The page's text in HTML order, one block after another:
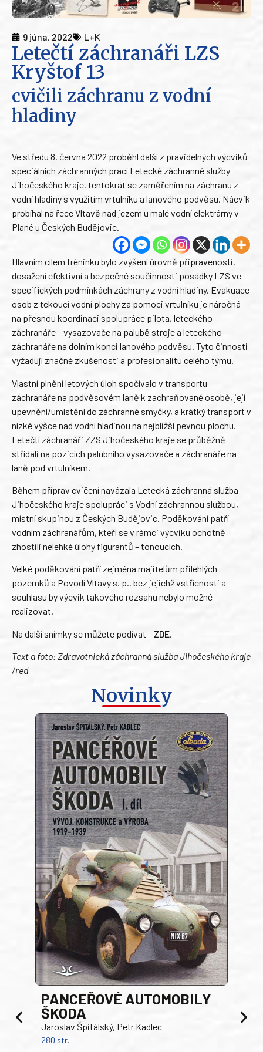
9 júna, 2022 L+K
Letečtí záchranáři LZS
Kryštof 13
cvičili záchranu z vodní
hladiny
Ve středu 8. června 2022 proběhl další z pravidelných výcviků
speciálních záchranných prací Letecké záchranné služby
Jihočeského kraje, tentokrát se zaměřením na záchranu z
vodní hladiny s využitím vrtulníku a lanového podvěsu. Nácvik
probíhal na řece Vltavě nad jezem u malé vodní elektrárny v
Plané u Českých Budějovic.
Hlavním cílem tréninku bylo zvýšení úrovně připravenosti,
dosažení efektivní a bezpečné součinnosti posádky LZS ve
specifických podmínkách záchrany z vodní hladiny. Evakuace
osob z tekoucí vodní plochy za pomoci vrtulníku je náročná
na přesnou koordinaci spolupráce pilota, leteckého
záchranáře – vysazovače na palubě stroje a leteckého
záchranáře na dolním konci lanového podvěsu. Tyto činnosti
vyžadují značné zkušenosti a profesionalitu celého týmu.
Vlastní plnění letových úloh spočívalo v transportu
záchranáře na podvěsovém laně k zachraňované osobě, její
upevnění/umístění do záchranné smyčky, a krátký transport v
nízké výšce nad vodní hladinou na nejbližší pevnou plochu.
Letečtí záchranáři ZZS Jihočeského kraje se průběžně
střídali na pozicích palubního vysazovače a záchranáře na
laně pod vrtulníkem.
Během příprav cvičení navázala Letecká záchranná služba
Jihočeského kraje spolupráci s Vodní záchrannou službou,
místní skupinou z Českých Budějovic. Poděkování patří
vodním záchranářům, kteří se v rámci výcviku ochotně
zhostili nelehké úlohy figurantů – tonoucích.
Velké poděkování patří zejména majitelům přilehlých
pozemků a Povodí Vltavy s. p., bez jejichž vstřícnosti a
souhlasu by výcvik takového rozsahu nebylo možné
realizovat.
Na další snímky se můžete podívat – ZDE
Text a foto: Zdravotnická záchranná služba Jihočeského kraje
/red
Novinky
PANCEŘOVÉ AUTOMOBILY
ŠKODA
Jaroslav Špitálský, Petr Kadlec
280 str.